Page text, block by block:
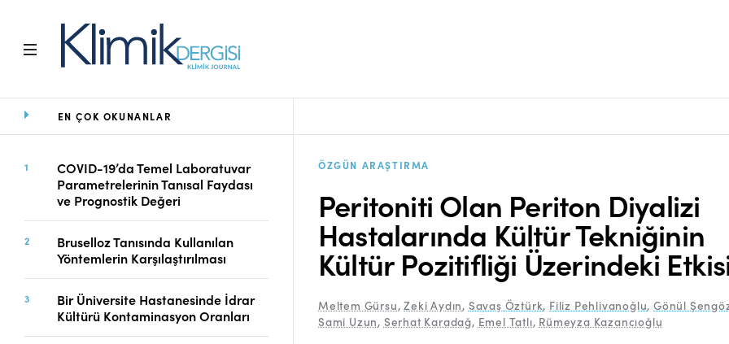
Ana Sayfa
Amaç ve Kapsam
Açık Erişim İlkesi
Yayın Kurulu
Editoryal Süreç
Danışmanlık Süreci
Yazarlara Bilgi
Online Makale
Gönderimi
EN ÇOK OKUNANLAR
COVID-19’da Temel Laboratuvar
Parametrelerinin Tanısal Faydası
ve Prognostik Değeri
Bruselloz Tanısında Kullanılan
Yöntemlerin Karşılaştırılması
Bir Üniversite Hastanesinde İdrar
Kültürü Kontaminasyon Oranları
ÖZGÜN ARAŞTIRMA
Peritoniti Olan Periton Diyalizi
Hastalarında Kültür Tekniğinin
Kültür Pozitifliği Üzerindeki
Meltem Gürsu,Zeki Aydın, Savaş Öztürk, Filiz Pehlivanoğlu,Gönül
Sami Uzun, Serhat Karadağ, Emel Tatlı, Rümeyza Kazancıoğlu